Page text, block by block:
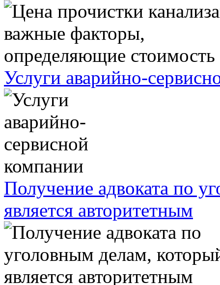
Услуги аварийно-
Получение адвоката по
является авторитетным